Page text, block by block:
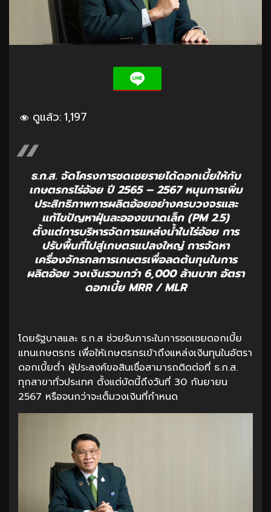
ดูแล้ว:1,197
ธ.ก.ส. จัดโครงการชดเชยรายได้ดอกเบี้ยให้กับ
เกษตรกรไร่อ้อย ปี 2565 – 2567 หนุนการเพิ่ม
ประสิทธิภาพการผลิตอ้อยอย่างครบวงจรและ
แก้ไขปัญหาฝุ่นละอองขนาดเล็ก (PM 2.5)
ตั้งแต่การบริหารจัดการแหล่งน้ำในไร่อ้อย การ
ปรับพื้นที่ไปสู่เกษตรแปลงใหญ่ การจัดหา
เครื่องจักรกลการเกษตรเพื่อลดต้นทุนในการ
ผลิตอ้อย วงเงินรวมกว่า 6,000 ล้านบาท อัตรา
ดอกเบี้ย MRR / MLR
โดยรัฐบาลและ ธ.ก.ส ช่วยรับภาระในการชดเชยดอกเบี้ย
แทนเกษตรกร เพื่อให้เกษตรกรเข้าถึงแหล่งเงินทุนในอัตรา
ดอกเบี้ยต่ำ ผู้ประสงค์ขอสินเชื่อสามารถติดต่อที่ ธ.ก.ส.
ทุกสาขาทั่วประเทศ ตั้งแต่บัดนี้ถึงวันที่ 30 กันยายน
2567 หรือจนกว่าจะเต็มวงเงินที่กำหนด